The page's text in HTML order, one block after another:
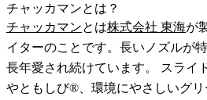
チャッカマンとは？
チャッカマンとは株式会社 東海が
イターのことです。長いノズルが
長年愛され続けています。 スライ
やともしび®、環境にやさしいグ